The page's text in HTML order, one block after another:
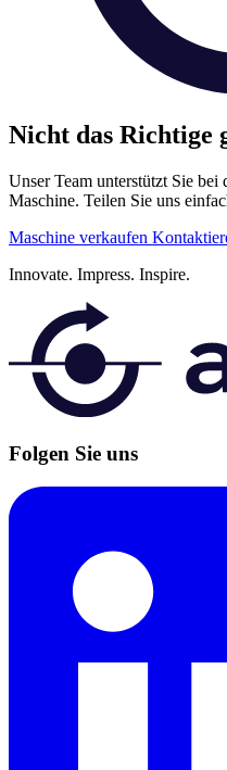
Nicht das Richtige
Unser Team unterstützt Sie bei
Maschine. Teilen Sie uns
Maschine verkaufen
Innovate. Impress. Inspire.
Folgen Sie uns